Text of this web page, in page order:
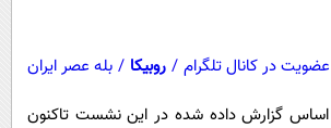
عضویت در کانال تلگرام / روبیکا / بله عصر ایران
اساس گزارش داده شده در این نشست تاکنون